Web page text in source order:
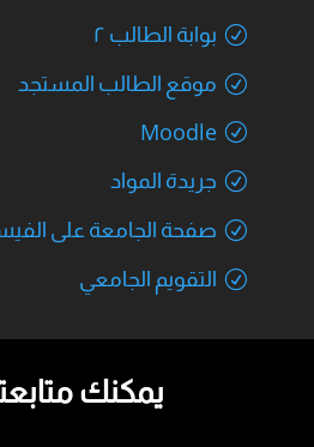
بوابة الطالب ٢
موقع الطالب المستجد
Moodle
جريدة المواد
صفحة الجامعة على
التقويم الجامعي
يمكنك